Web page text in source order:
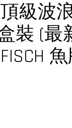
頂級波
裝 (最
魚